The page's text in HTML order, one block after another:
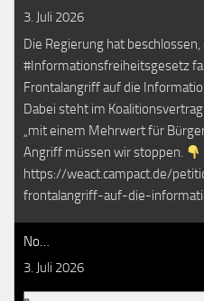
3. Juli 2026
Die Regierung hat beschlossen,
#Informationsfreiheitsgesetz
Frontalangriff auf die
Dabei steht im
„mit einem Mehrwert für
Angriff müssen wir stoppen.
https://weact.campact.de/
frontalangriff-auf-die-
No…
3. Juli 2026